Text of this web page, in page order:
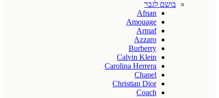
בושם לגבר
Afnan
Amouage
Armaf
Azzaro
Burberry
Calvin Klein
Carolina Herrera
Chanel
Christian Dior
Coach